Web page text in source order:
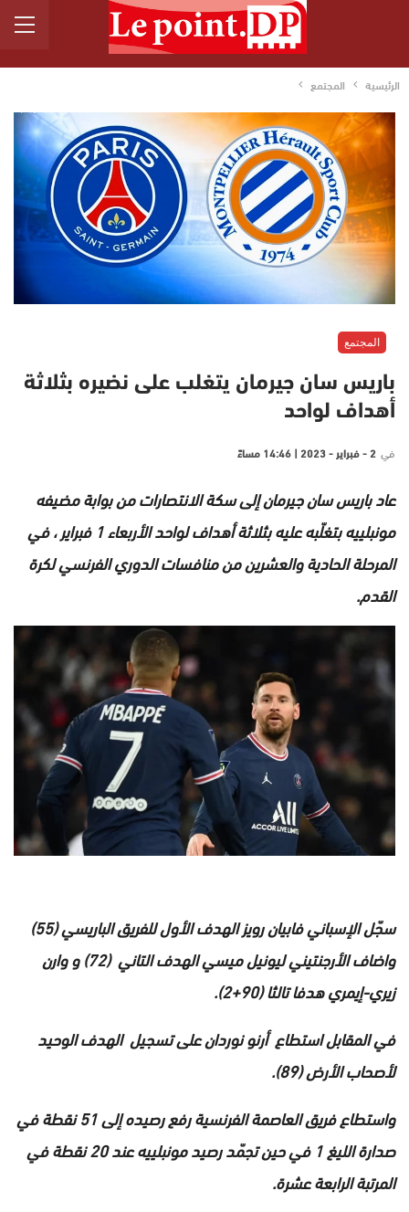
الرئيسية المجتمع
المجتمع
باريس سان جيرمان يتغلب على نضيره بثلاثة
أهداف لواحد
في 2 - فبراير - 2023 | 14:46 مساءً
عاد باريس سان جيرمان إلى سكة الانتصارات من بوابة مضيفه
مونبلييه بتغلّبه عليه بثلاثة أهداف لواحد الأربعاء 1 فبراير ، في
المرحلة الحادية والعشرين من منافسات الدوري الفرنسي لكرة
القدم.
سجّل الإسباني فابيان رويز الهدف الأول للفريق الباريسي (55)
واضاف الأرجنتيني ليونيل ميسي الهدف التاني (72) و وارن
زيري-إيمري هدفا تالثا (90+2).
في المقابل استطاع أرنو نوردان على تسجيل الهدف الوحيد
لأصحاب الأرض (89).
واستطاع فريق العاصمة الفرنسية رفع رصيده إلى 51 نقطة في
صدارة الليغ 1 في حين تجمّد رصيد مونبلييه عند 20 نقطة في
المرتبة الرابعة عشرة.